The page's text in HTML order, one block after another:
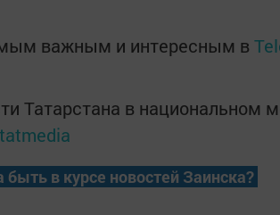
важным и интересным в
Татарстана в национальном
в курсе новостей Заинска?